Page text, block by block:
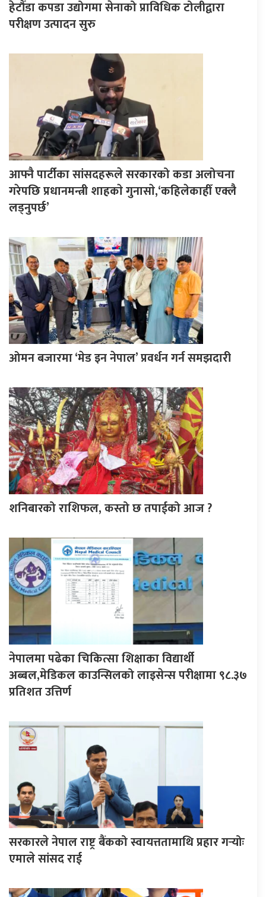
हेटौँडा कपडा उद्योगमा सेनाको प्राविधिक टोलीद्वारा
परीक्षण उत्पादन सुरु
आफ्नै पार्टीका सांसदहरूले सरकारको कडा अलोचना
गरेपछि प्रधानमन्त्री शाहकाे गुनासाे,‘कहिलेकाहीँ एक्लै
लड्नुपर्छ’
ओमन बजारमा ‘मेड इन नेपाल’ प्रवर्धन गर्न समझदारी
शनिबारको राशिफल, कस्तो छ तपाईको आज ?
नेपालमा पढेका चिकित्सा शिक्षाका विद्यार्थी
अब्बल,मेडिकल काउन्सिलको लाइसेन्स परीक्षामा ९८.३७
प्रतिशत उत्तिर्ण
सरकारले नेपाल राष्ट्र बैंकको स्वायत्ततामाथि प्रहार गर्‍योः
एमाले सांसद राई